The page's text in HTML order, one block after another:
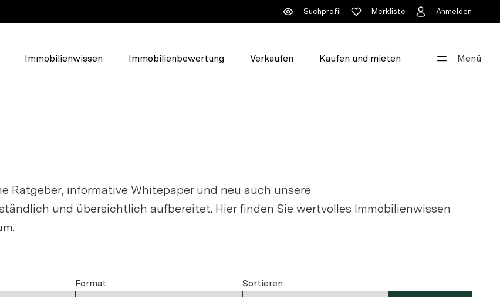
Suchprofil Merkliste Anmelden
Immobilienwissen Immobilienbewertung Verkaufen Kaufen und mieten Menü
und Jobs
um
Ratgeber, informative Whitepaper und neu auch unsere
und übersichtlich aufbereitet. Hier finden Sie wertvolles Immobilienwissen
Format Sortieren